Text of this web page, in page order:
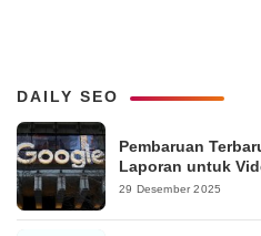
DAILY SEO
Pembaruan
Laporan untuk
29 Desember 2025